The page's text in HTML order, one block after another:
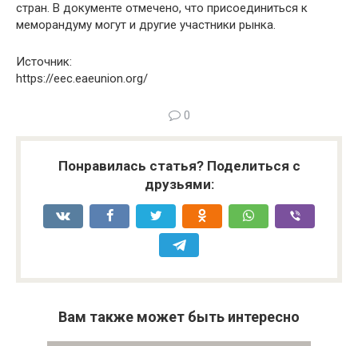
стран. В документе отмечено, что присоединиться к
меморандуму могут и другие участники рынка.
Источник:
https://eec.eaeunion.org/
0
Понравилась статья? Поделиться с
друзьями:
Вам также может быть интересно